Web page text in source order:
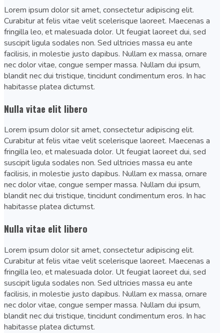
Lorem ipsum dolor sit amet, consectetur adipiscing elit.
Curabitur at felis vitae velit scelerisque laoreet. Maecenas a
fringilla leo, et malesuada dolor. Ut feugiat laoreet dui, sed
suscipit ligula sodales non. Sed ultricies massa eu ante
facilisis, in molestie justo dapibus. Nullam ex massa, ornare
nec dolor vitae, congue semper massa. Nullam dui ipsum,
blandit nec dui tristique, tincidunt condimentum eros. In hac
habitasse platea dictumst.
Nulla vitae elit libero
Lorem ipsum dolor sit amet, consectetur adipiscing elit.
Curabitur at felis vitae velit scelerisque laoreet. Maecenas a
fringilla leo, et malesuada dolor. Ut feugiat laoreet dui, sed
suscipit ligula sodales non. Sed ultricies massa eu ante
facilisis, in molestie justo dapibus. Nullam ex massa, ornare
nec dolor vitae, congue semper massa. Nullam dui ipsum,
blandit nec dui tristique, tincidunt condimentum eros. In hac
habitasse platea dictumst.
Nulla vitae elit libero
Lorem ipsum dolor sit amet, consectetur adipiscing elit.
Curabitur at felis vitae velit scelerisque laoreet. Maecenas a
fringilla leo, et malesuada dolor. Ut feugiat laoreet dui, sed
suscipit ligula sodales non. Sed ultricies massa eu ante
facilisis, in molestie justo dapibus. Nullam ex massa, ornare
nec dolor vitae, congue semper massa. Nullam dui ipsum,
blandit nec dui tristique, tincidunt condimentum eros. In hac
habitasse platea dictumst.